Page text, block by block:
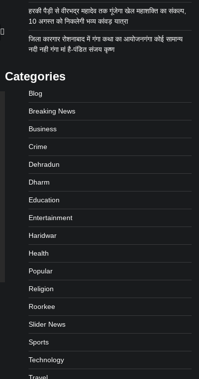
हरकी पैड़ी से वीरभद्र महादेव तक गूंजेगा खेल महाशक्ति का संकल्प,
10 अगस्त को निकलेगी भव्य कांवड़ यात्रा
जिला कारगार रोशनाबाद में गंगा कथा का आयोजनगंगा कोई सामान्य
नदी नही गंगा मां है-पंडित संजय कृष्ण
Categories
Blog
Breaking News
Business
Crime
Dehradun
Dharm
Education
Entertainment
Haridwar
Health
Popular
Religion
Roorkee
Slider News
Sports
Technology